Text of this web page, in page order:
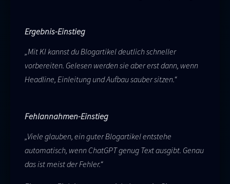
Ergebnis-Einstieg
„Mit KI kannst du Blogartikel deutlich schneller
vorbereiten. Gelesen werden sie aber erst dann, wenn
Headline, Einleitung und Aufbau sauber sitzen.“
Fehlannahmen-Einstieg
„Viele glauben, ein guter Blogartikel entstehe
automatisch, wenn ChatGPT genug Text ausgibt. Genau
das ist meist der Fehler.“